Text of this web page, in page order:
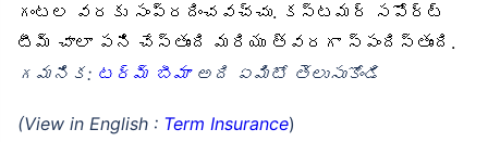
గంటల వరకు సంప్రదించవచ్చు. కస్టమర్ సపోర్ట్
టీమ్ చాలా పని చేస్తుంది మరియు త్వరగా స్పందిస్తుంది.
గమనిక: టర్మ్ బీమాఅది ఏమిటో తెలుసుకోండి
(View in English : Term Insurance)